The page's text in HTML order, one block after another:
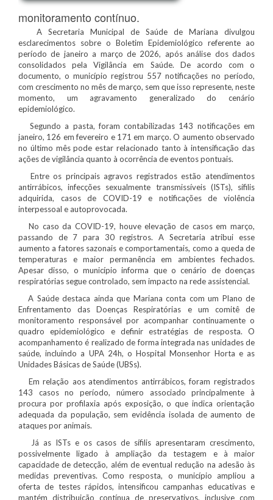
monitoramento contínuo.
A Secretaria Municipal de Saúde de Mariana divulgou
esclarecimentos sobre o Boletim Epidemiológico referente ao
período de janeiro a março de 2026, após análise dos dados
consolidados pela Vigilância em Saúde. De acordo com o
documento, o município registrou 557 notificações no período,
com crescimento no mês de março, sem que isso represente, neste
momento, um agravamento generalizado do cenário
epidemiológico.
Segundo a pasta, foram contabilizadas 143 notificações em
janeiro, 126 em fevereiro e 171 em março. O aumento observado
no último mês pode estar relacionado tanto à intensificação das
ações de vigilância quanto à ocorrência de eventos pontuais.
Entre os principais agravos registrados estão atendimentos
antirrábicos, infecções sexualmente transmissíveis (ISTs), sífilis
adquirida, casos de COVID-19 e notificações de violência
interpessoal e autoprovocada.
No caso da COVID-19, houve elevação de casos em março,
passando de 7 para 30 registros. A Secretaria atribui esse
aumento a fatores sazonais e comportamentais, como a queda de
temperaturas e maior permanência em ambientes fechados.
Apesar disso, o município informa que o cenário de doenças
respiratórias segue controlado, sem impacto na rede assistencial.
A Saúde destaca ainda que Mariana conta com um Plano de
Enfrentamento das Doenças Respiratórias e um comitê de
monitoramento responsável por acompanhar continuamente o
quadro epidemiológico e definir estratégias de resposta. O
acompanhamento é realizado de forma integrada nas unidades de
saúde, incluindo a UPA 24h, o Hospital Monsenhor Horta e as
Unidades Básicas de Saúde (UBSs).
Em relação aos atendimentos antirrábicos, foram registrados
143 casos no período, número associado principalmente à
procura por profilaxia após exposição, o que indica orientação
adequada da população, sem evidência isolada de aumento de
ataques por animais.
Já as ISTs e os casos de sífilis apresentaram crescimento,
possivelmente ligado à ampliação da testagem e à maior
capacidade de detecção, além de eventual redução na adesão às
medidas preventivas. Como resposta, o município ampliou a
oferta de testes rápidos, intensificou campanhas educativas e
mantém distribuição contínua de preservativos, inclusive com